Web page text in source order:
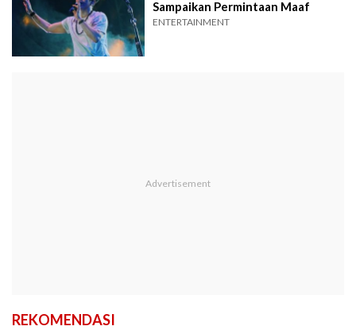
Sampaikan Permintaan Maaf
ENTERTAINMENT
REKOMENDASI